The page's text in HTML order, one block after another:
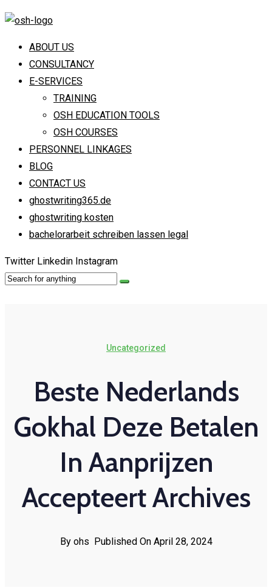
ABOUT US
CONSULTANCY
E-SERVICES
TRAINING
OSH EDUCATION TOOLS
OSH COURSES
PERSONNEL LINKAGES
BLOG
CONTACT US
ghostwriting365.de
ghostwriting kosten
bachelorarbeit schreiben lassen legal
Twitter Linkedin Instagram
Uncategorized
Beste Nederlands
Gokhal Deze Betalen
In Aanprijzen
Accepteert Archives
By ohs Published On April 28, 2024